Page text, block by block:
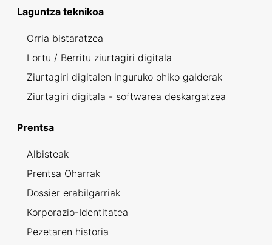
Laguntza teknikoa
Orria bistaratzea
Lortu / Berritu ziurtagiri digitala
Ziurtagiri digitalen inguruko ohiko galderak
Ziurtagiri digitala - softwarea deskargatzea
Prentsa
Albisteak
Prentsa Oharrak
Dossier erabilgarriak
Korporazio-Identitatea
Pezetaren historia